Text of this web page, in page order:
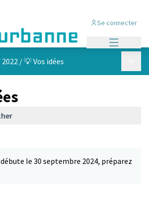
Se connecter
/💡 Vos idées
le 30 septembre 2024, préparez